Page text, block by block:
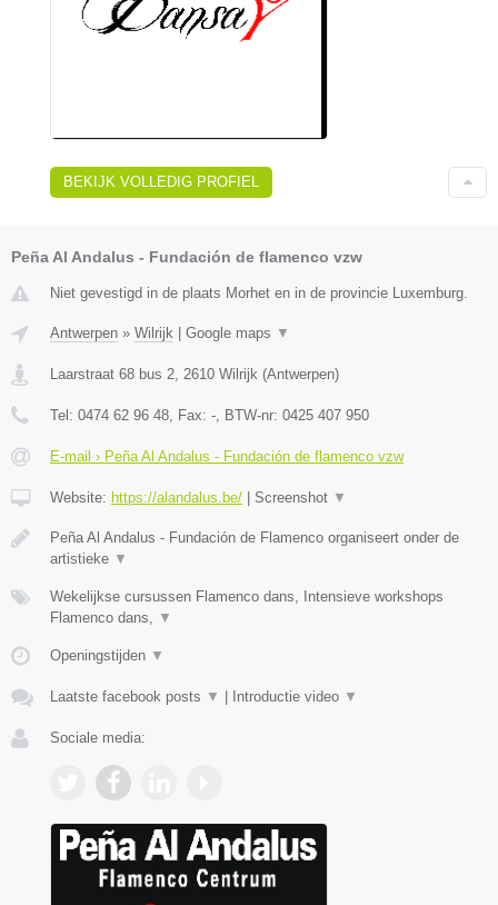
BEKIJK VOLLEDIG PROFIEL
Peña Al Andalus - Fundación de flamenco vzw
Niet gevestigd in de plaats Morhet en in de provincie Luxemburg.
Antwerpen » Wilrijk | Google maps ▼
Laarstraat 68 bus 2 2610 Wilrijk (Antwerpen)
Tel: 0474 62 96 48 , Fax: - , BTW-nr: 0425 407 950
E-mail › Peña Al Andalus - Fundación de flamenco vzw
Website: https://alandalus.be/ | Screenshot ▼
Peña Al Andalus - Fundación de Flamenco organiseert onder de
artistieke ▼
Wekelijkse cursussen Flamenco dans, Intensieve workshops
Flamenco dans,
▼
Openingstijden ▼
Laatste facebook posts ▼ | Introductie video ▼
Sociale media: